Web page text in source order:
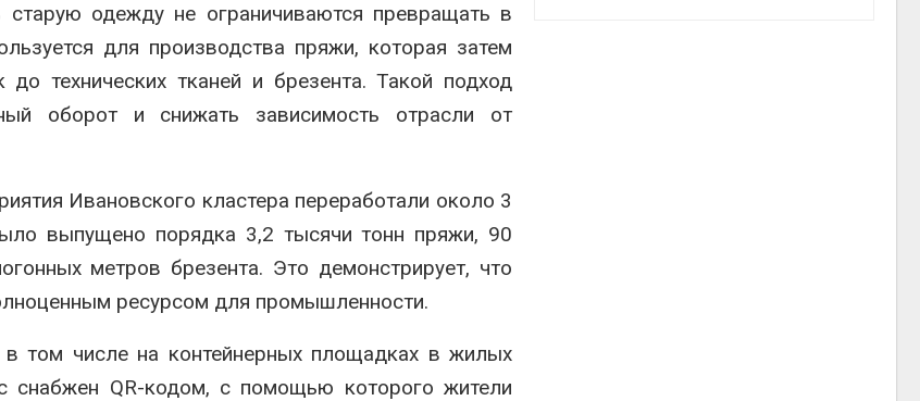
старую одежду не ограничиваются превращать в
для производства пряжи, которая затем
технических тканей и брезента. Такой подход
оборот и снижать зависимость отрасли от
Ивановского кластера переработали около 3
выпущено порядка 3,2 тысячи тонн пряжи, 90
метров брезента. Это демонстрирует, что
ресурсом для промышленности.
том числе на контейнерных площадках в жилых
QR-кодом, с помощью которого жители